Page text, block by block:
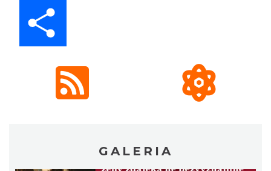
GALERIA